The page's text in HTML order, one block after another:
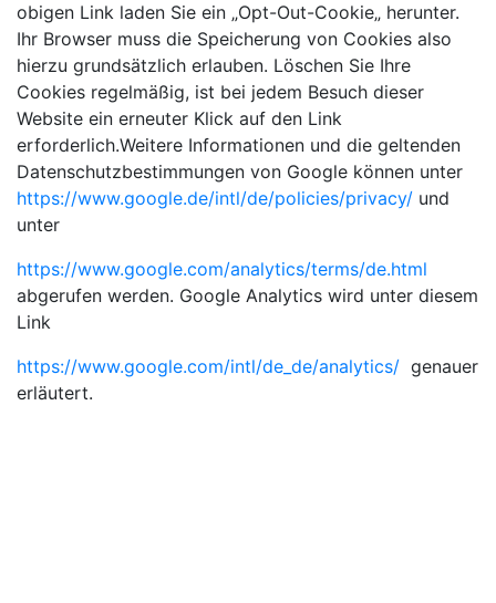
obigen Link laden Sie ein „Opt-Out-Cookie„ herunter.
Ihr Browser muss die Speicherung von Cookies also
hierzu grundsätzlich erlauben. Löschen Sie Ihre
Cookies regelmäßig, ist bei jedem Besuch dieser
Website ein erneuter Klick auf den Link
erforderlich.Weitere Informationen und die geltenden
Datenschutzbestimmungen von Google können unter
https://www.google.de/intl/de/policies/privacy/ und
unter
https://www.google.com/analytics/terms/de.html
abgerufen werden. Google Analytics wird unter diesem
Link
https://www.google.com/intl/de_de/analytics/ genauer
erläutert.